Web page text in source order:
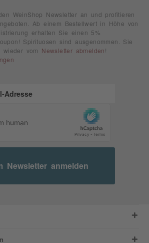
WeinShop Newsletter an und profitieren
Ab einem Bestellwert in Höhe von
erhalten Sie einen 5%
Spirituosen sind ausgenommen. Sie
wieder vom Newsletter abmelden !
Newsletter anmelden